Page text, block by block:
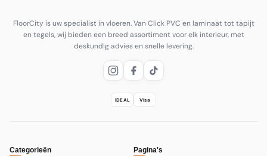
FloorCity is uw specialist in vloeren. Van Click PVC en laminaat tot tapijt
en tegels, wij bieden een breed assortiment voor elk interieur, met
deskundig advies en snelle levering.
iDEAL Visa
Categorieën Pagina's